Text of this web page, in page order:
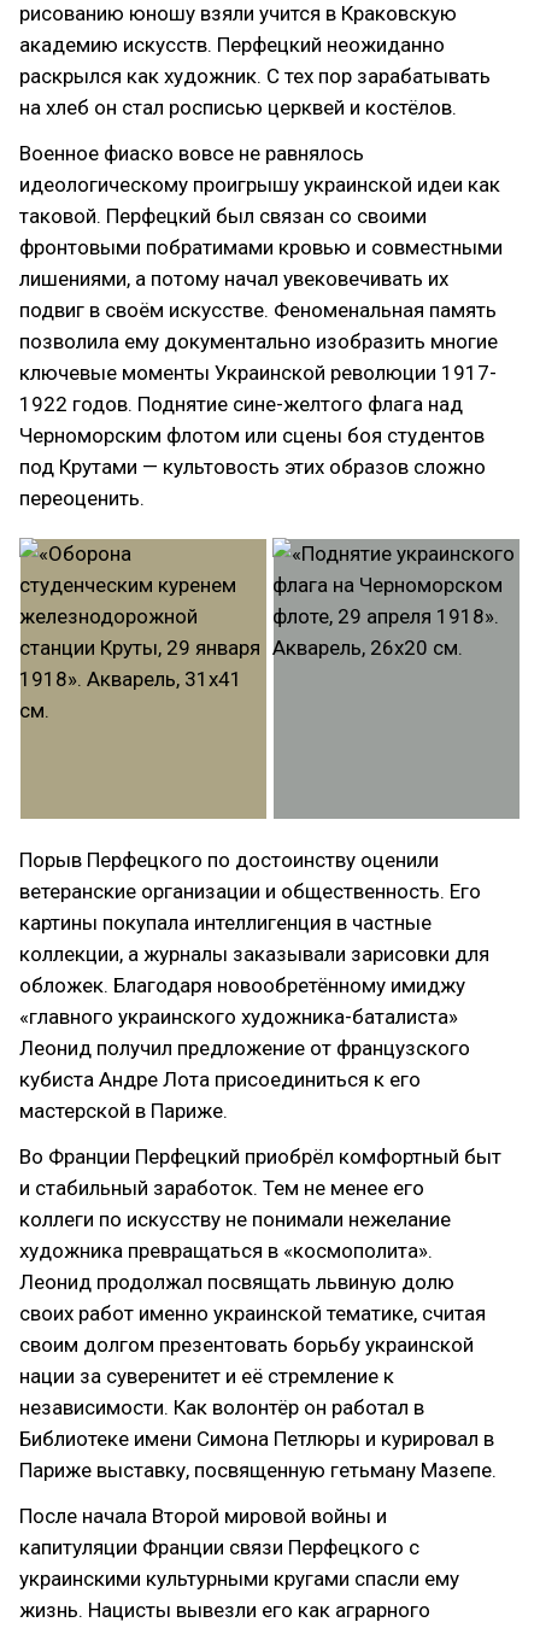
рисованию юношу взяли учится в Краковскую
академию искусств. Перфецкий неожиданно
раскрылся как художник. С тех пор зарабатывать
на хлеб он стал росписью церквей и костёлов.
Военное фиаско вовсе не равнялось
идеологическому проигрышу украинской идеи как
таковой. Перфецкий был связан со своими
фронтовыми побратимами кровью и совместными
лишениями, а потому начал увековечивать их
подвиг в своём искусстве. Феноменальная память
позволила ему документально изобразить многие
ключевые моменты Украинской революции 1917-
1922 годов. Поднятие сине-желтого флага над
Черноморским флотом или сцены боя студентов
под Крутами — культовость этих образов сложно
переоценить.
Порыв Перфецкого по достоинству оценили
ветеранские организации и общественность. Его
картины покупала интеллигенция в частные
коллекции, а журналы заказывали зарисовки для
обложек. Благодаря новообретённому имиджу
«главного украинского художника-баталиста»‎
Леонид получил предложение от французского
кубиста Андре Лота присоединиться к его
мастерской в Париже.
Во Франции Перфецкий приобрёл комфортный быт
и стабильный заработок. Тем не менее его
коллеги по искусству не понимали нежелание
художника превращаться в «космополита»‎.
Леонид продолжал посвящать львиную долю
своих работ именно украинской тематике, считая
своим долгом презентовать борьбу украинской
нации за суверенитет и её стремление к
независимости. Как волонтёр он работал в
Библиотеке имени Симона Петлюры и курировал в
Париже выставку, посвященную гетьману Мазепе.
После начала Второй мировой войны и
капитуляции Франции связи Перфецкого с
украинскими культурными кругами спасли ему
жизнь. Нацисты вывезли его как аграрного